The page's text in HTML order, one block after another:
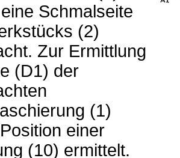
Schmalseite
(2)
Zur Ermittlung
(D1) der
(1)
einer
(10) ermittelt.